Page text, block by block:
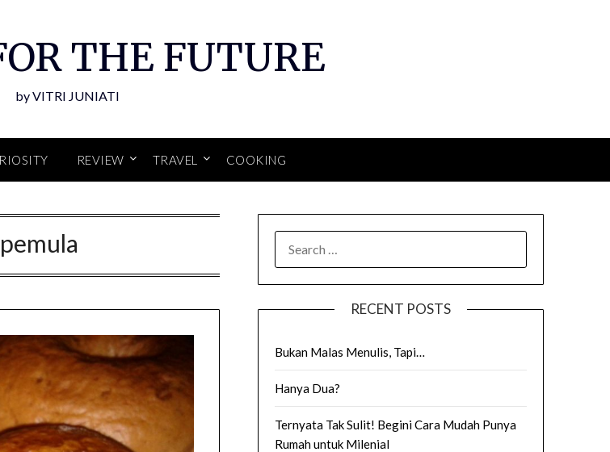
THE FUTURE
by VITRI JUNIATI
REVIEW TRAVEL COOKING
FOR:
RECENT POSTS
Bukan Malas Menulis, Tapi…
Hanya Dua?
Ternyata Tak Sulit! Begini Cara Mudah Punya
Rumah untuk Milenial